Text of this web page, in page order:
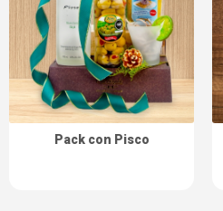
Pack con Pisco